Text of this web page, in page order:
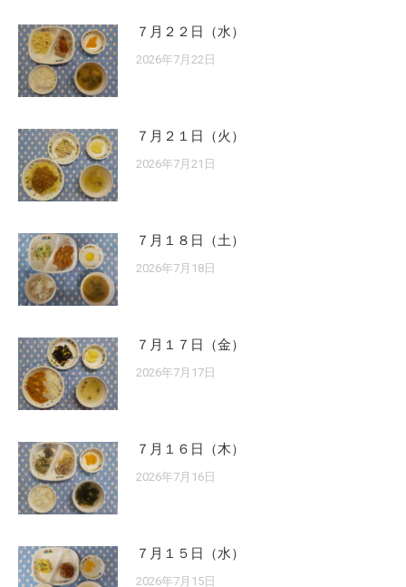
７月２２日（水）
2026年7月22日
７月２１日（火）
2026年7月21日
７月１８日（土）
2026年7月18日
７月１７日（金）
2026年7月17日
７月１６日（木）
2026年7月16日
７月１５日（水）
2026年7月15日